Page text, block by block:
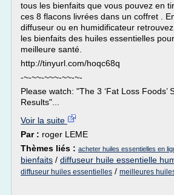
tous les bienfaits que vous pouvez en
ces 8 flacons livrées dans un coffret .
diffuseur ou en humidificateur
les bienfaits des huiles essentielles
meilleure santé.
http://tinyurl.com/hoqc68q
-~-~~-~~~-~~-~-
Please watch: "The 3 ‘Fat Loss Foods’
Results"...
Voir la suite
Par : roger LEME
Thèmes liés : acheter huiles essentielles en
bienfaits / diffuseur huile essentielle
diffuseur huiles essentielles / meilleures